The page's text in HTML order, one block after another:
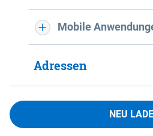
Mobile
Adressen
NEU